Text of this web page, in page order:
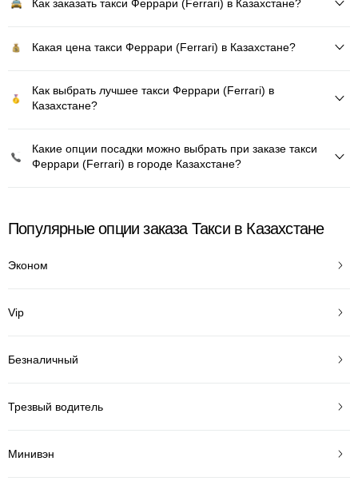
Как заказать такси Феррари (Ferrari) в Казахстане?
Какая цена такси Феррари (Ferrari) в Казахстане?
Как выбрать лучшее такси Феррари (Ferrari) в
Казахстане?
Какие опции посадки можно выбрать при заказе такси
Феррари (Ferrari) в городе Казахстане?
Популярные опции заказа Такси в Казахстане
Эконом
Vip
Безналичный
Трезвый водитель
Минивэн